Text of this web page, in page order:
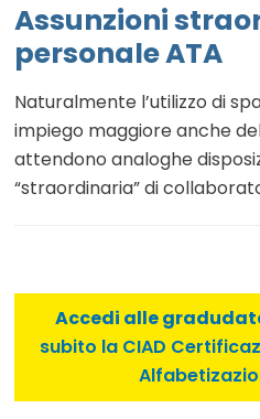
Assunzioni
personale ATA
Naturalmente l’utilizzo di
impiego maggiore anche
attendono analoghe
“straordinaria” di
Accedi alle
subito la CIAD